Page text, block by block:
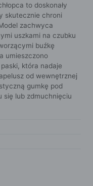
to doskonały
skutecznie chroni
zachwyca
uszkami na czubku
buźkę
umieszczono
która nadaje
od wewnętrznej
gumkę pod
się lub zdmuchnięciu